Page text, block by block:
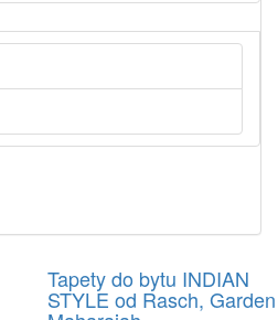
Tapety do bytu INDIAN
STYLE od Rasch, Garden